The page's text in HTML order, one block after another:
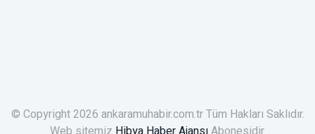
© Copyright 2026 ankaramuhabir.com.tr Tüm Hakları Saklıdır.